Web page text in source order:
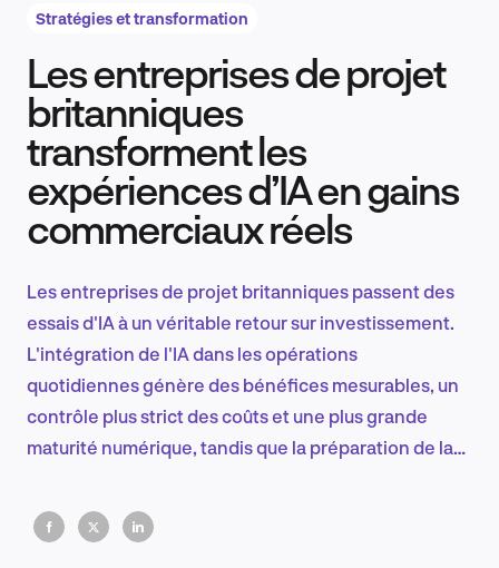
Recherche et conception produit
Tendances sectorielles
FR
Stratégies et transformation
Les entreprises de projet
britanniques
transforment les
expériences d’IA en gains
commerciaux réels
Les entreprises de projet britanniques passent des
essais d'IA à un véritable retour sur investissement.
L'intégration de l'IA dans les opérations
quotidiennes génère des bénéfices mesurables, un
contrôle plus strict des coûts et une plus grande
maturité numérique, tandis que la préparation de la
compétences déterminent désormais qui reste en
tête.